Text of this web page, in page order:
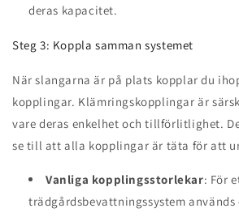
deras kapacitet.
Steg 3: Koppla samman systemet
När slangarna är på plats kopplar du
kopplingar. Klämringskopplingar är
vare deras enkelhet och tillförlitlighet.
se till att alla kopplingar är täta för att
Vanliga kopplingsstorlekar: För
trädgårdsbevattningssystem används